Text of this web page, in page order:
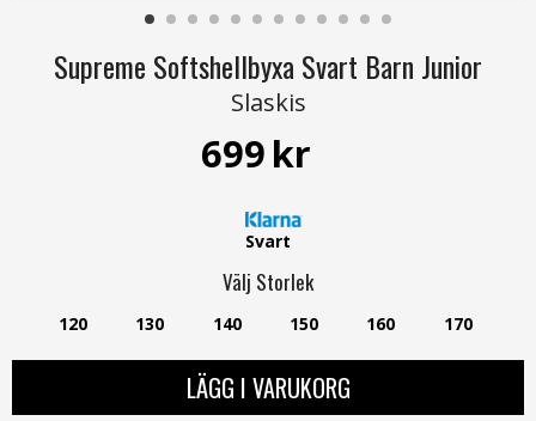
Supreme Softshellbyxa Svart Barn Junior
Slaskis
699kr
Svart
Välj Storlek
120 130 140 150 160 170
LÄGG I VARUKORG